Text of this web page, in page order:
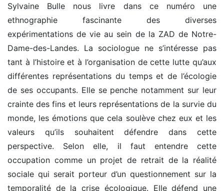
Sylvaine Bulle nous livre dans ce numéro une
ethnographie fascinante des diverses
expérimentations de vie au sein de la ZAD de Notre-
Dame-des-Landes. La sociologue ne s’intéresse pas
tant à l’histoire et à l’organisation de cette lutte qu’aux
différentes représentations du temps et de l’écologie
de ses occupants. Elle se penche notamment sur leur
crainte des fins et leurs représentations de la survie du
monde, les émotions que cela soulève chez eux et les
valeurs qu’ils souhaitent défendre dans cette
perspective. Selon elle, il faut entendre cette
occupation comme un projet de retrait de la réalité
sociale qui serait porteur d’un questionnement sur la
temporalité de la crise écologique. Elle défend une